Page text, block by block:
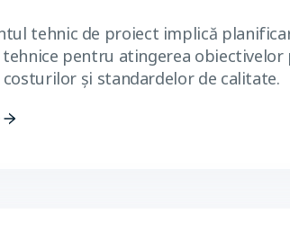
tehnic de proiect implică
pentru atingerea obiectivelor
și standardelor de calitate.